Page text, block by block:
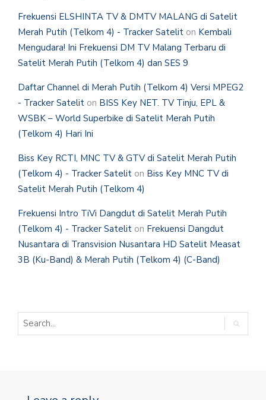
Frekuensi ELSHINTA TV & DMTV MALANG di Satelit
Merah Putih (Telkom 4) - Tracker Satelit on Kembali
Mengudara! Ini Frekuensi DM TV Malang Terbaru di
Satelit Merah Putih (Telkom 4) dan SES 9
Daftar Channel di Merah Putih (Telkom 4) Versi MPEG2
- Tracker Satelit on BISS Key NET. TV Tinju, EPL &
WSBK – World Superbike di Satelit Merah Putih
(Telkom 4) Hari Ini
Biss Key RCTI, MNC TV & GTV di Satelit Merah Putih
(Telkom 4) - Tracker Satelit on Biss Key MNC TV di
Satelit Merah Putih (Telkom 4)
Frekuensi Intro TiVi Dangdut di Satelit Merah Putih
(Telkom 4) - Tracker Satelit on Frekuensi Dangdut
Nusantara di Transvision Nusantara HD Satelit Measat
3B (Ku-Band) & Merah Putih (Telkom 4) (C-Band)